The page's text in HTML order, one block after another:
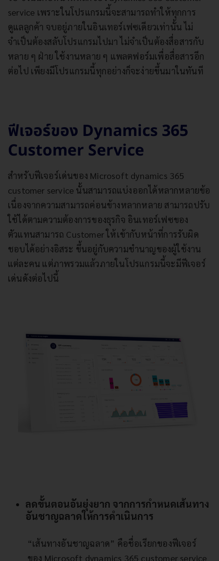
service เพราะในโปรแกรมนี้จะสามารถทำให้ทุกการ
ดูแลลูกค้า จบอยู่ภายในอินเทอร์เฟซเดียวเท่านั้น ไม่
จำเป็นต้องสลับโปรแกรมไปมา ไม่จำเป็นต้องสื่อสารกับ
หลาย ๆ ฝ่าย ใช้งานหลาย ๆ แพลตฟอร์มเพื่อสื่อสารอีก
ต่อไป เพียงมีโปรแกรมนี้ทุกอย่างก็จะง่ายขึ้นมาในทันที
ฟีเจอร์ของ Dynamics 365
Customer Service
สำหรับฟีเจอร์เด่นของ Microsoft dynamics 365
customer service นั้นสามารถแบ่งออกได้หลากหลายข้อ
เนื่องจากความสามารถค่อนข้างหลากหลาย สามารถปรับ
ใช้ได้ตามความต้องการของธุรกิจ อินเทอร์เฟซของ
ตัวแทนสามารถ Customer ให้เข้ากับหน้าที่การรับผิด
ชอบได้อย่างอิสระ ขึ้นอยู่กับความชำนาญของผู้ใช้งาน
แต่ละคน แต่ภาพรวมแล้วภายในโปรแกรมนี้จะมีฟีเจอร์
เด่นดังต่อไปนี้
ลดขั้นตอนอันยุ่งยาก จากการกำหนดเส้นทาง
อันชาญฉลาดให้การดำเนินการ
“เส้นทางอันชาญฉลาด” คือชื่อเรียกของฟีเจอร์
ของ Microsoft dynamics 365 customer service